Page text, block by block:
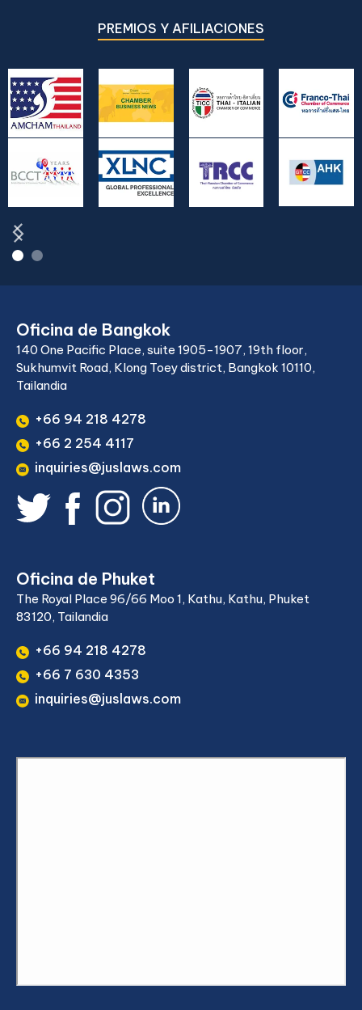
PREMIOS Y AFILIACIONES
Oficina de Bangkok
140 One Pacific Place, suite 1905-1907, 19th floor,
Sukhumvit Road, Klong Toey district, Bangkok 10110,
Tailandia
+66 94 218 4278
+66 2 254 4117
inquiries@juslaws.com
Oficina de Phuket
The Royal Place 96/66 Moo 1, Kathu, Kathu, Phuket
83120, Tailandia
+66 94 218 4278
+66 7 630 4353
inquiries@juslaws.com